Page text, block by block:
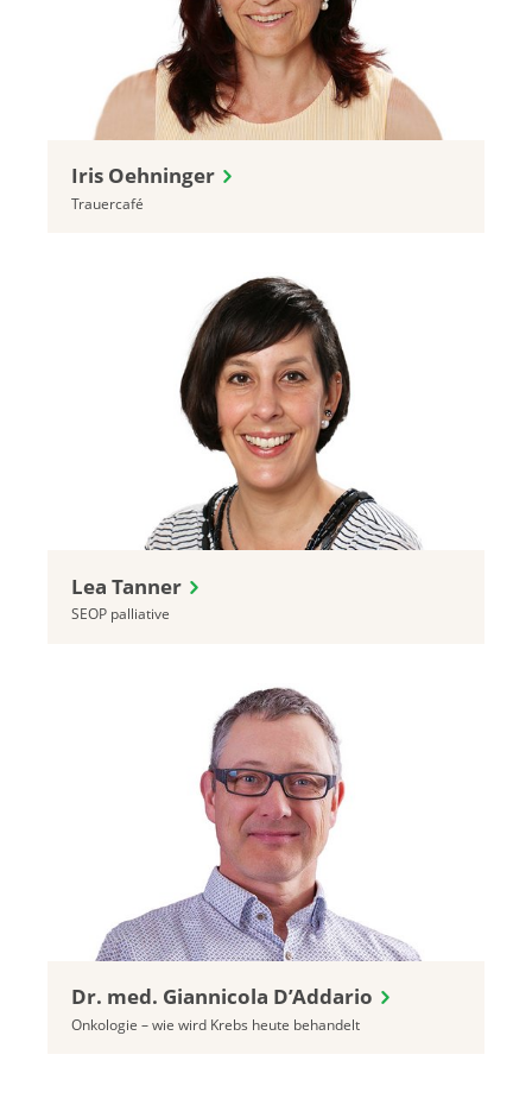
Iris Oehninger
Trauercafé
Lea Tanner
SEOP palliative
Dr. med. Giannicola D’Addario
Onkologie – wie wird Krebs heute behandelt